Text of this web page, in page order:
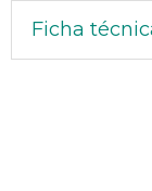
Ficha